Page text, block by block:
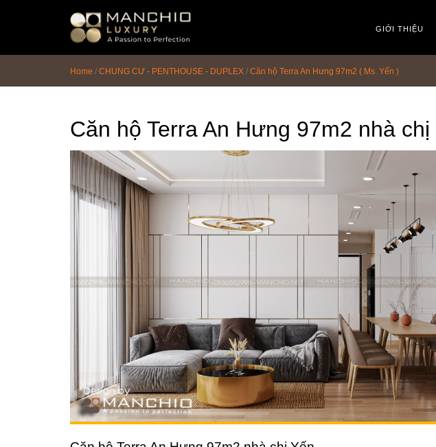
GIỚI THIỆU
Home / CHUNG CƯ - PENTHOUSE - DUPLEX / Căn hộ Terra An Hưng 97m2 ( Ms. Yến )
Căn hộ Terra An Hưng 97m2 nhà chị